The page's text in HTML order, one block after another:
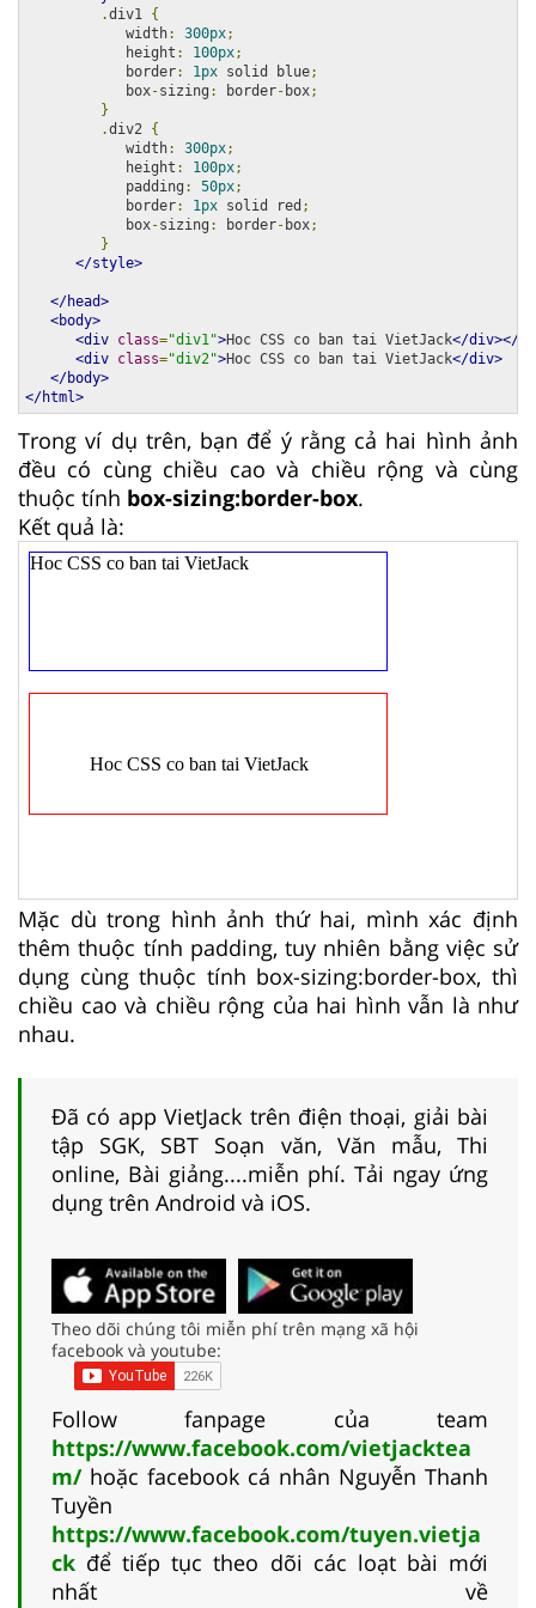
.div1 {
            width
: 300px;
            height
: 100px;
            border
: 1px solid blue;
            box
-sizing : border- box;
}
.div2 {
            width
: 300px;
            height
: 100px;
            padding
: 50px;
            border
: 1px solid red ;
            box
-sizing : border- box;
}
</style>
</head>
<body>
<div class="div1">Hoc CSS co ban tai VietJack</div></
<div class="div2">Hoc CSS co ban tai VietJack</div>
</body>
</html>
Trong ví dụ trên, bạn để ý rằng cả hai hình ảnh
đều có cùng chiều cao và chiều rộng và cùng
thuộc tính box-sizing:border-box.
Kết quả là:
Mặc dù trong hình ảnh thứ hai, mình xác định
thêm thuộc tính padding, tuy nhiên bằng việc sử
dụng cùng thuộc tính box-sizing:border-box, thì
chiều cao và chiều rộng của hai hình vẫn là như
nhau.
Đã có app VietJack trên điện thoại, giải bài
tập SGK, SBT Soạn văn, Văn mẫu, Thi
online, Bài giảng....miễn phí. Tải ngay ứng
dụng trên Android và iOS.
Theo dõi chúng tôi miễn phí trên mạng xã hội
facebook và youtube:
Follow fanpage của team
https://www.facebook.com/vietjacktea
m/ hoặc facebook cá nhân Nguyễn Thanh
Tuyền
https://www.facebook.com/tuyen.vietja
ck để tiếp tục theo dõi các loạt bài mới
nhất về